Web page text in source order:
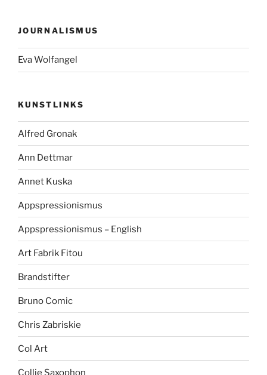
JOURNALISMUS
Eva Wolfangel
KUNSTLINKS
Alfred Gronak
Ann Dettmar
Annet Kuska
Appspressionismus
Appspressionismus – English
Art Fabrik Fitou
Brandstifter
Bruno Comic
Chris Zabriskie
Col Art
Collie Saxophon